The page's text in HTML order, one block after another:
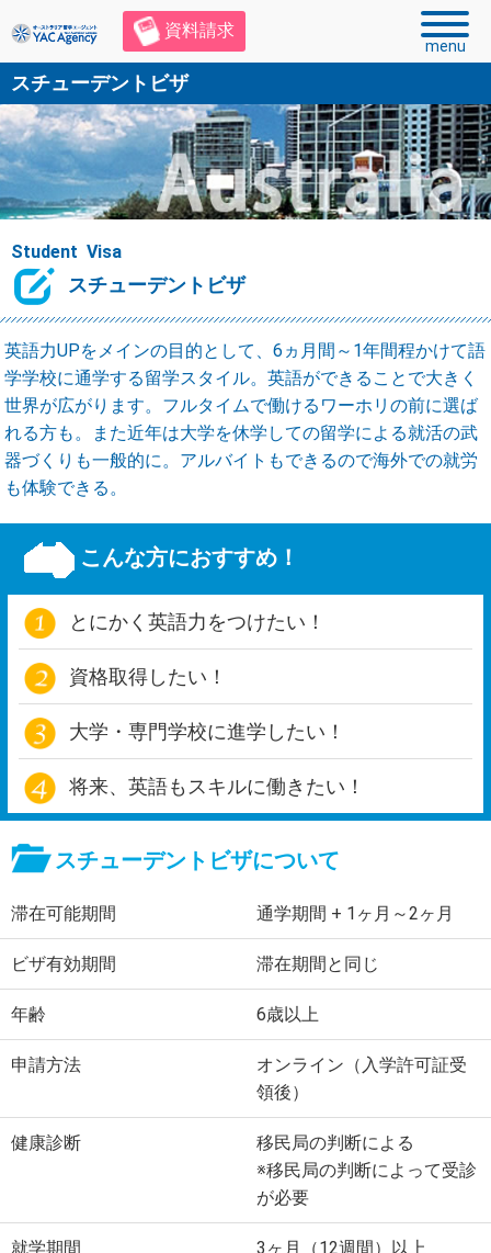
資料請求
menu
スチューデントビザ
Student Visa
スチューデントビザ
英語力UPをメインの目的として、6ヵ月間～1年間程かけて語
学学校に通学する留学スタイル。英語ができることで大きく
世界が広がります。フルタイムで働けるワーホリの前に選ば
れる方も。また近年は大学を休学しての留学による就活の武
器づくりも一般的に。アルバイトもできるので海外での就労
も体験できる。
こんな方におすすめ！
とにかく英語力をつけたい！
資格取得したい！
大学・専門学校に進学したい！
将来、英語もスキルに働きたい！
スチューデントビザについて
滞在可能期間 通学期間 + 1ヶ月～2ヶ月
ビザ有効期間 滞在期間と同じ
年齢 6歳以上
申請方法
オンライン（入学許可証受
領後）
健康診断
移民局の判断による
※移民局の判断によって受診
が必要
就学期間 3ヶ月（12週間）以上